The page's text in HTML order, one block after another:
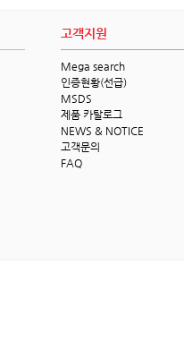
고객지원
Mega search
인증현황(선급)
MSDS
제품 카탈로그
NEWS & NOTICE
고객문의
FAQ